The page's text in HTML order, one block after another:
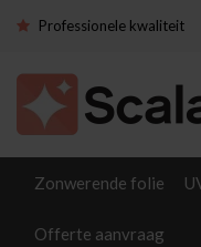
Professionele kwaliteit
Zonwerende folie
Offerte aanvraag